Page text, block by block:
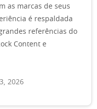
as marcas de seus
é respaldada
referências do
Content e
2026